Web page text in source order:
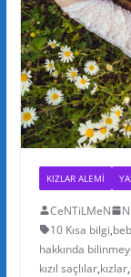
KIZLAR ALEMI
CeNTiLMeN
10 Kısa bilgi,
hakkında
kızıl saçlılar,kızlar,